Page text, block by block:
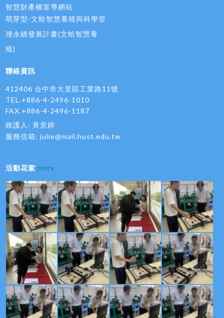
智慧財產權宣導網站
萌芽型-文蛤智慧養殖與科學管
理永續發展計畫(文蛤智慧養
殖)
聯絡資訊
412406 台中市大里區工業路11號
TEL.+886-4-2496-1010
FAX.+886-4-2496-1187
維護人: 黃意婷
服務信箱:julie@mail.hust.edu.tw
活動花絮 more